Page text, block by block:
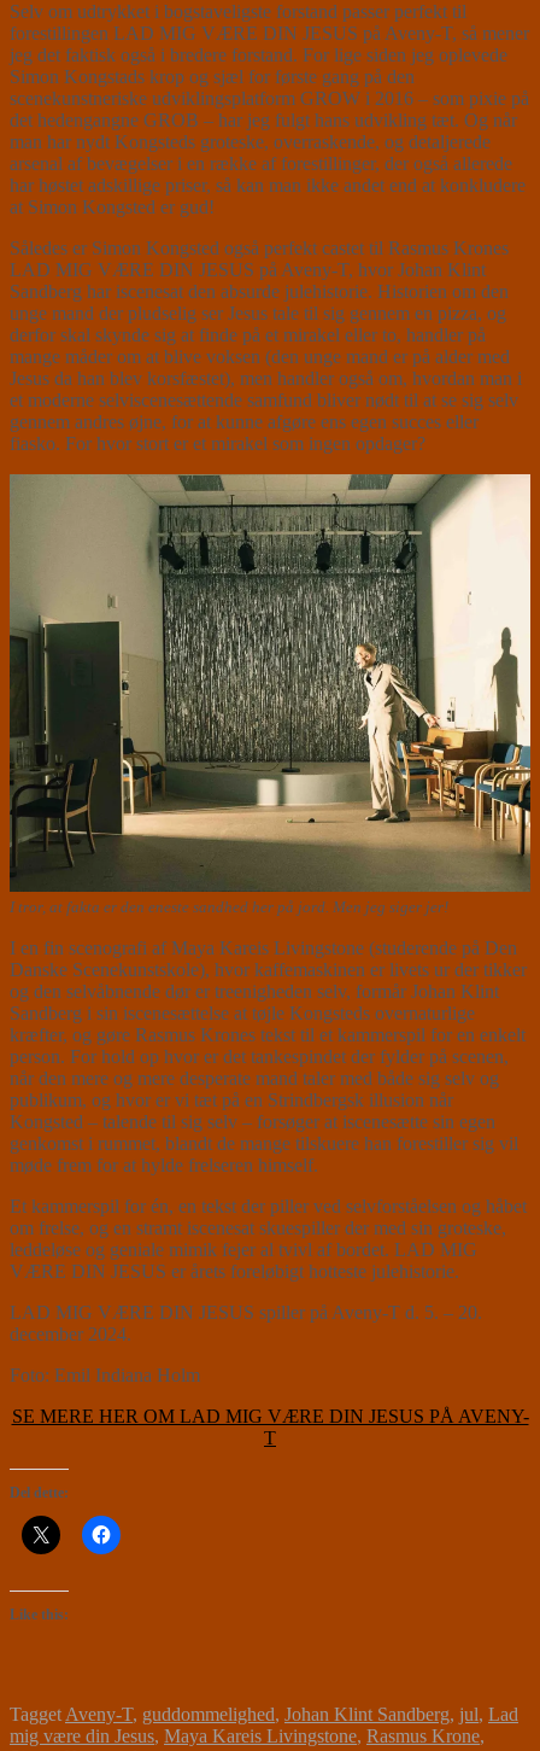
Selv om udtrykket i bogstaveligste forstand passer perfekt til
forestillingen LAD MIG VÆRE DIN JESUS på Aveny-T, så mener
jeg det faktisk også i bredere forstand. For lige siden jeg oplevede
Simon Kongstads krop og sjæl for første gang på den
scenekunstneriske udviklingsplatform GROW i 2016 – som pixie på
det hedengangne GROB – har jeg fulgt hans udvikling tæt. Og når
man har nydt Kongsteds groteske, overraskende, og detaljerede
arsenal af bevægelser i en række af forestillinger, der også allerede
har høstet adskillige priser, så kan man ikke andet end at konkludere
at Simon Kongsted er gud!
Således er Simon Kongsted også perfekt castet til Rasmus Krones
LAD MIG VÆRE DIN JESUS på Aveny-T, hvor Johan Klint
Sandberg har iscenesat den absurde julehistorie. Historien om den
unge mand der pludselig ser Jesus tale til sig gennem en pizza, og
derfor skal skynde sig at finde på et mirakel eller to, handler på
mange måder om at blive voksen (den unge mand er på alder med
Jesus da han blev korsfæstet), men handler også om, hvordan man i
et moderne selviscenesættende samfund bliver nødt til at se sig selv
gennem andres øjne, for at kunne afgøre ens egen succes eller
fiasko. For hvor stort er et mirakel som ingen opdager?
I tror, at fakta er den eneste sandhed her på jord. Men jeg siger jer!
I en fin scenografi af Maya Kareis Livingstone (studerende på Den
Danske Scenekunstskole), hvor kaffemaskinen er livets ur der tikker
og den selvåbnende dør er treenigheden selv, formår Johan Klint
Sandberg i sin iscenesættelse at tøjle Kongsteds overnaturlige
kræfter, og gøre Rasmus Krones tekst til et kammerspil for en enkelt
person. For hold op hvor er det tankespindet der fylder på scenen,
når den mere og mere desperate mand taler med både sig selv og
publikum, og hvor er vi tæt på en Strindbergsk illusion når
Kongsted – talende til sig selv – forsøger at iscenesætte sin egen
genkomst i rummet, blandt de mange tilskuere han forestiller sig vil
møde frem for at hylde frelseren himself.
Et kammerspil for én, en tekst der piller ved selvforståelsen og håbet
om frelse, og en stramt iscenesat skuespiller der med sin groteske,
leddeløse og geniale mimik fejer al tvivl af bordet. LAD MIG
VÆRE DIN JESUS er årets foreløbigt hotteste julehistorie.
LAD MIG VÆRE DIN JESUS spiller på Aveny-T d. 5. – 20.
december 2024.
Foto: Emil Indiana Holm
SE MERE HER OM LAD MIG VÆRE DIN JESUS PÅ AVENY-
T
Del dette:
Like this:
Tagget Aveny-T, guddommelighed, Johan Klint Sandberg, jul, Lad
mig være din Jesus, Maya Kareis Livingstone, Rasmus Krone,